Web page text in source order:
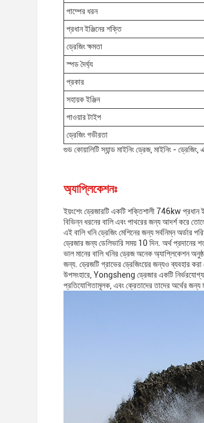
পাম্পের ধরন
প্রধান ইঞ্জিনের শক্তি
ড্রেজিং ক্ষমতা
স্পড দৈর্ঘ্য
প্রকার
সহায়ক ইঞ্জিন
পাওয়ার টাইপ
ড্রেজিং গভীরতা
গুড কোয়ালিটি স্যান্ড মাইনিং ড্রেজ, মাইনিং -
অ্যাপ্লিকেশনঃ
ইয়ংশেং ড্রেজারটি একটি শক্তিশালী 746kw প্রধান
বিভিন্ন ধরনের বালি এবং পাথরের জন্য আদর্শ করে
এই বালি খনি ড্রেজিং মেশিনের জন্য সর্বনিম্ন অর্ডার
ড্রেজার জন্য ডেলিভারি সময় 10 দিন. অর্থ প্রদানের
ভাল মানের বালি খনির ড্রেজ অনেক অ্যাপ্লিকেশন
জন্য. ড্রেজটি গ্রাভের ড্রেজিংয়ের জন্যও ব্যবহার
উপসংহারে, Yongsheng ড্রেজার একটি নির্ভরযোগ্য
প্রতিযোগিতামূলক, এবং ক্রেতাদের তাদের অর্থের